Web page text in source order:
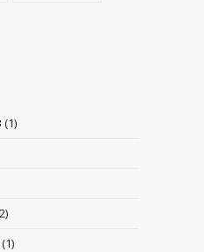
(1)
(1)